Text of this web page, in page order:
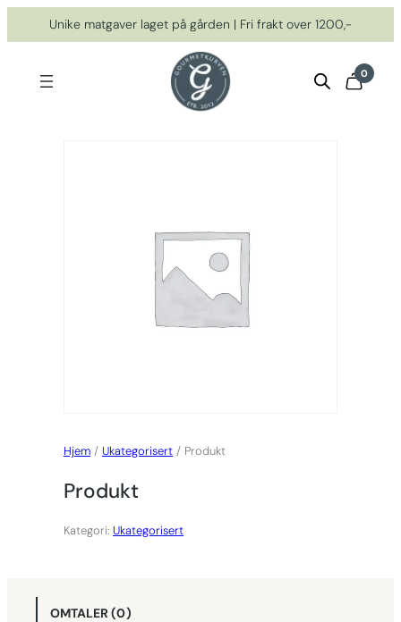
til
Unike matgaver laget på gården | Fri frakt over 1200,-
0
Hjem /Ukategorisert / Produkt
Produkt
Kategori:Ukategorisert
OMTALER (0)